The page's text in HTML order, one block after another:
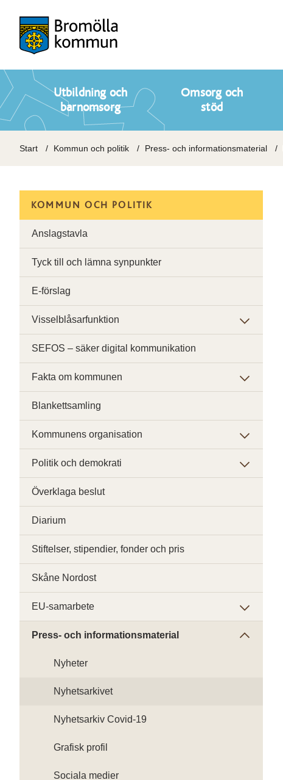
Utbildning och
barnomsorg
Omsorg och
stöd
Start Kommun och politik Press- och informationsmaterial
KOMMUN OCH POLITIK
Anslagstavla
Tyck till och lämna synpunkter
E-förslag
Visselblåsarfunktion
SEFOS – säker digital kommunikation
Fakta om kommunen
Blankettsamling
Kommunens organisation
Politik och demokrati
Överklaga beslut
Diarium
Stiftelser, stipendier, fonder och pris
Skåne Nordost
EU-samarbete
Press- och informationsmaterial
Nyheter
Nyhetsarkivet
Nyhetsarkiv Covid-19
Grafisk profil
Sociala medier